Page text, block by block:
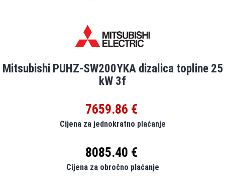
Mitsubishi PUHZ-SW200YKA dizalica topline 25
kW 3f
7659.86 €
Cijena za jednokratno plaćanje
8085.40 €
Cijena za obročno plaćanje